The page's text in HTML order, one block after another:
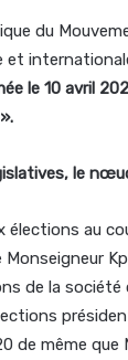
du
et
le 10 avril
le
élections au
Monseigneur
de la société
de même